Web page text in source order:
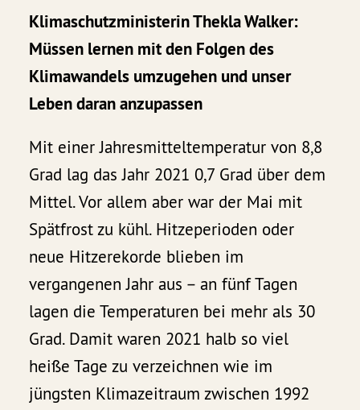
Klimaschutzministerin Thekla Walker:
Müssen lernen mit den Folgen des
Klimawandels umzugehen und unser
Leben daran anzupassen
Mit einer Jahresmitteltemperatur von 8,8
Grad lag das Jahr 2021 0,7 Grad über dem
Mittel. Vor allem aber war der Mai mit
Spätfrost zu kühl. Hitzeperioden oder
neue Hitzerekorde blieben im
vergangenen Jahr aus – an fünf Tagen
lagen die Temperaturen bei mehr als 30
Grad. Damit waren 2021 halb so viel
heiße Tage zu verzeichnen wie im
jüngsten Klimazeitraum zwischen 1992